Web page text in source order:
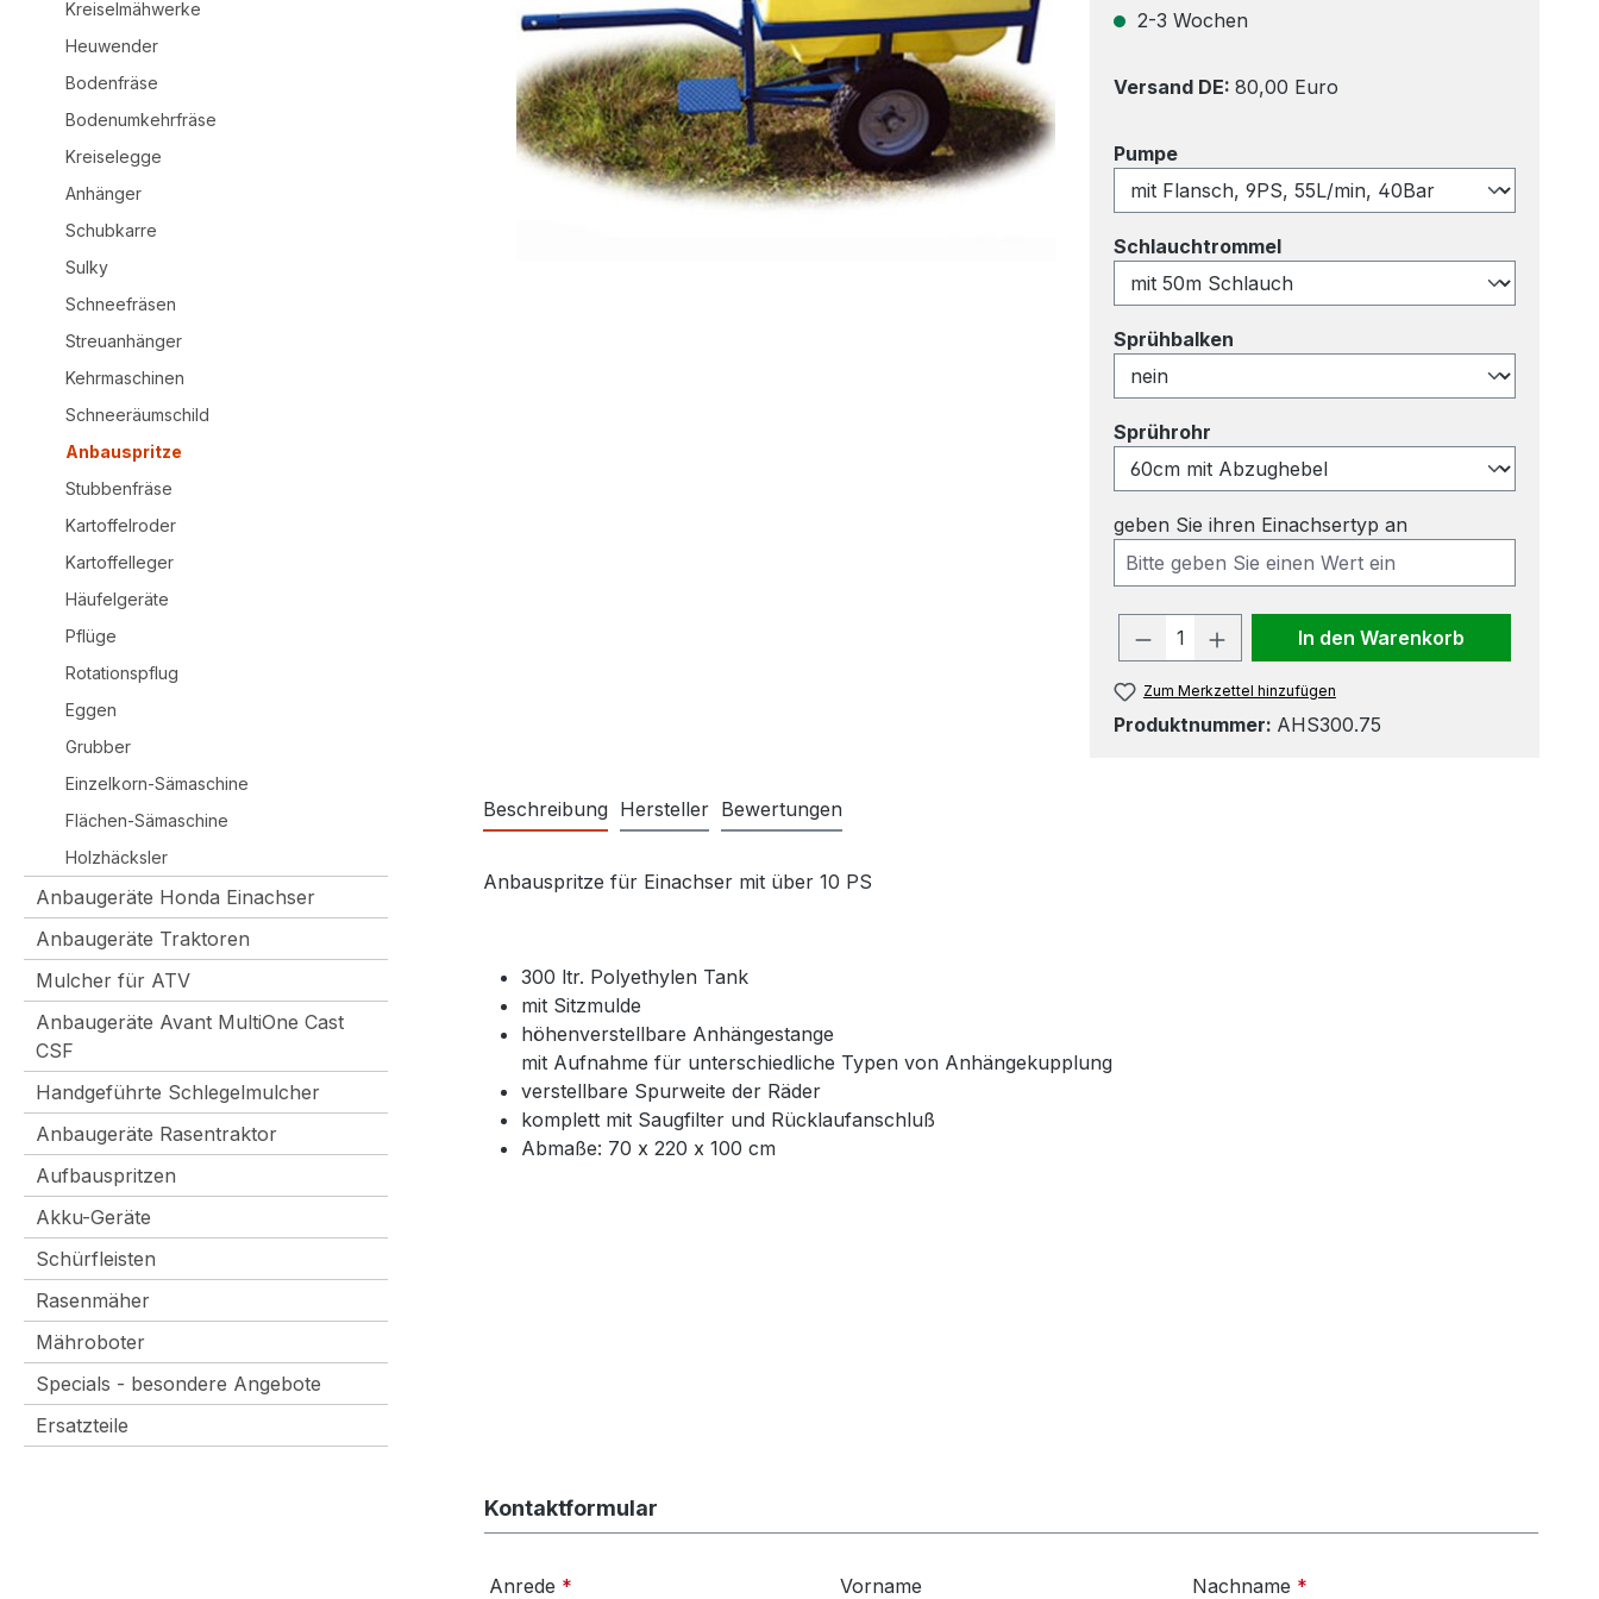
Kreiselmähwerke
Heuwender
Bodenfräse
Bodenumkehrfräse
Kreiselegge
Anhänger
Schubkarre
Sulky
Schneefräsen
Streuanhänger
Kehrmaschinen
Schneeräumschild
Anbauspritze
Stubbenfräse
Kartoffelroder
Kartoffelleger
Häufelgeräte
Pflüge
Rotationspflug
Eggen
Grubber
Einzelkorn-Sämaschine
Flächen-Sämaschine
Holzhäcksler
Anbaugeräte Honda Einachser
Anbaugeräte Traktoren
Mulcher für ATV
Anbaugeräte Avant MultiOne Cast
CSF
Handgeführte Schlegelmulcher
Anbaugeräte Rasentraktor
Aufbauspritzen
Akku-Geräte
Schürfleisten
Rasenmäher
Mähroboter
Specials - besondere Angebote
Ersatzteile
2-3 Wochen
Versand DE: 80,00 Euro
Pumpeauswählen
Schlauchtrommelauswählen
Sprühbalkenauswählen
Sprührohrauswählen
geben Sie ihren Einachsertyp an
Produkt Anzahl: Gib den
In den Warenkorb
Zum Merkzettel hinzufügen
Produktnummer: AHS300.75
Beschreibung Hersteller Bewertungen
Anbauspritze für Einachser mit über 10 PS
300 ltr. Polyethylen Tank
mit Sitzmulde
höhenverstellbare Anhängestange
mit Aufnahme für unterschiedliche Typen von Anhängekupplung
verstellbare Spurweite der Räder
komplett mit Saugfilter und Rücklaufanschluß
Abmaße: 70 x 220 x 100 cm
Kontaktformular
Anrede * Vorname Nachname *